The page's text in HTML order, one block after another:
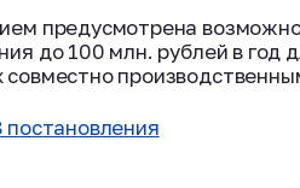
предусмотрена
до 100 млн. рублей в год
постановления